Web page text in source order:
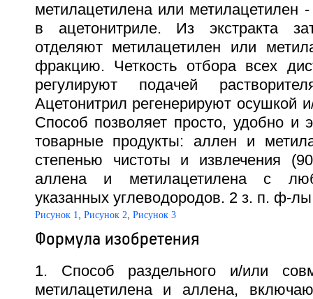
метилацетилена или метилацетилен
в ацетонитриле. Из экстракта
отделяют метилацетилен или
фракцию. Четкость отбора всех
регулируют подачей
Ацетонитрил регенерируют осушкой
Способ позволяет просто, удобно и
товарные продукты: аллен и
степенью чистоты и извлечения
аллена и метилацетилена с
указанных углеводородов. 2 з. п. ф-
Рисунок 1 Рисунок 2 Рисунок 3
Формула изобретения
1. Способ раздельного и/или
метилацетилена и аллена,